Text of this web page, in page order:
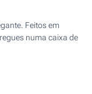
Feitos em
numa caixa de